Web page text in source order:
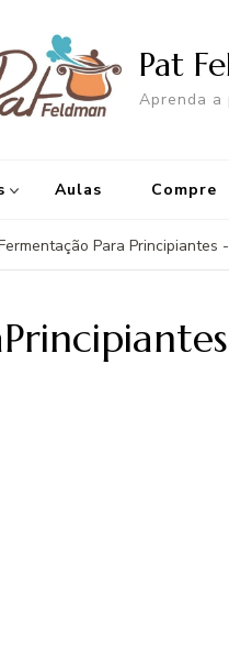
Pat
Aprenda a
Aulas Compre
Para Principiantes